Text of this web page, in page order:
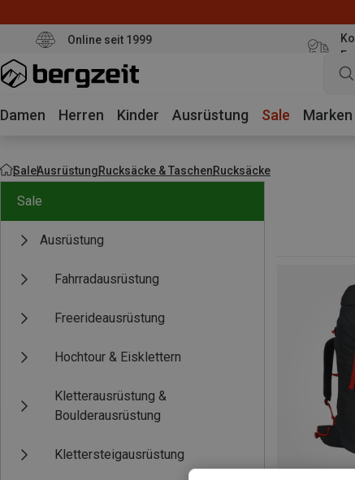
Online seit 1999
Damen Herren Kinder Ausrüstung Sale Marken
SaleAusrüstungRucksäcke & TaschenRucksäcke
Sale
Ausrüstung
Fahrradausrüstung
Freerideausrüstung
Hochtour & Eisklettern
Kletterausrüstung &
Boulderausrüstung
Klettersteigausrüstung